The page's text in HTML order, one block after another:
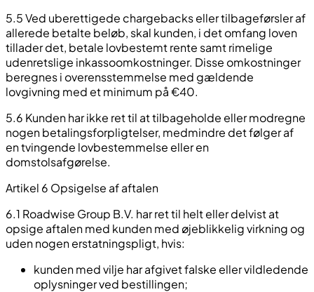
5.5 Ved uberettigede chargebacks eller tilbageførsler af
allerede betalte beløb, skal kunden, i det omfang loven
tillader det, betale lovbestemt rente samt rimelige
udenretslige inkassoomkostninger. Disse omkostninger
beregnes i overensstemmelse med gældende
lovgivning med et minimum på €40.
5.6 Kunden har ikke ret til at tilbageholde eller modregne
nogen betalingsforpligtelser, medmindre det følger af
en tvingende lovbestemmelse eller en
domstolsafgørelse.
Artikel 6 Opsigelse af aftalen
6.1 Roadwise Group B.V. har ret til helt eller delvist at
opsige aftalen med kunden med øjeblikkelig virkning og
uden nogen erstatningspligt, hvis:
kunden med vilje har afgivet falske eller vildledende
oplysninger ved bestillingen;